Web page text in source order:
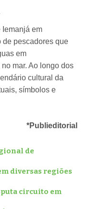
Iemanjá em
de pescadores que
em
mar. Ao longo dos
cultural da
símbolos e
*Publieditorial
de
diversas regiões
circuito em